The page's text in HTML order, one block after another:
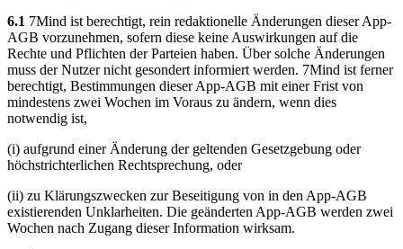
6.1 7Mind ist berechtigt, rein redaktionelle Änderungen dieser App-
AGB vorzunehmen, sofern diese keine Auswirkungen auf die
Rechte und Pflichten der Parteien haben. Über solche Änderungen
muss der Nutzer nicht gesondert informiert werden. 7Mind ist ferner
berechtigt, Bestimmungen dieser App-AGB mit einer Frist von
mindestens zwei Wochen im Voraus zu ändern, wenn dies
notwendig ist,
(i) aufgrund einer Änderung der geltenden Gesetzgebung oder
höchstrichterlichen Rechtsprechung, oder
(ii) zu Klärungszwecken zur Beseitigung von in den App-AGB
existierenden Unklarheiten. Die geänderten App-AGB werden zwei
Wochen nach Zugang dieser Information wirksam.